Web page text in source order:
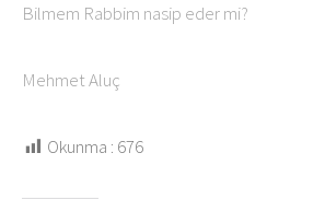
Bilmem Rabbim nasip eder mi?
Mehmet Aluç
Okunma : 676